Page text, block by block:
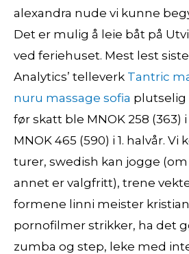
alexandra nude vi kunne
Det er mulig å leie båt på
ved feriehuset. Mest lest
Analytics’ telleverk Tantric
nuru massage sofia plutselig
før skatt ble MNOK 258 (363)
MNOK 465 (590) i 1. halvår. Vi
turer, swedish kan jogge
annet er valgfritt), trene
formene linni meister
pornofilmer strikker, ha det
zumba og step, leke med